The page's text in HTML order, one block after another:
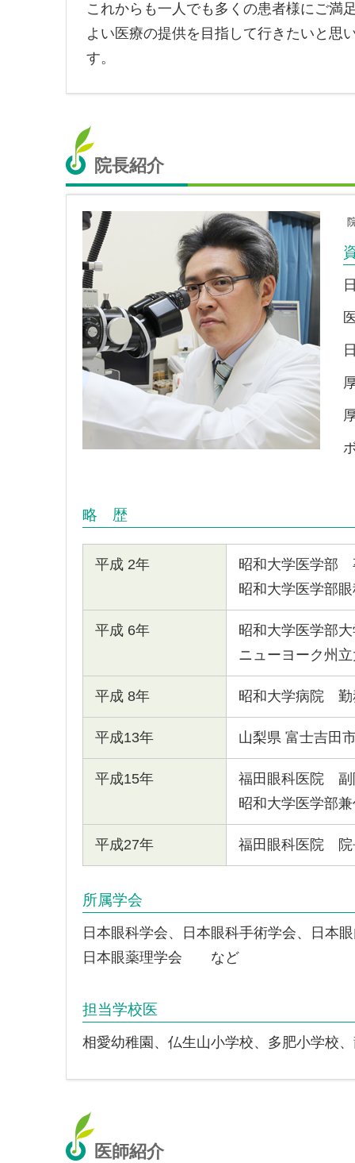
これからも一人でも多くの患者様にご満
よい医療の提供を目指して行きたいと思
す。
院長紹介
略 歴
平成 2年
昭和大学医学部
昭和大学医学部
平成 6年
昭和大学医学部
ニューヨーク州
平成 8年 昭和大学病院 勤
平成13年 山梨県 富士吉田
平成15年
福田眼科医院 副
昭和大学医学部
平成27年 福田眼科医院 院
所属学会
日本眼科学会、日本眼科手術学会、日本
日本眼薬理学会 など
担当学校医
相愛幼稚園、仏生山小学校、多肥小学校
医師紹介